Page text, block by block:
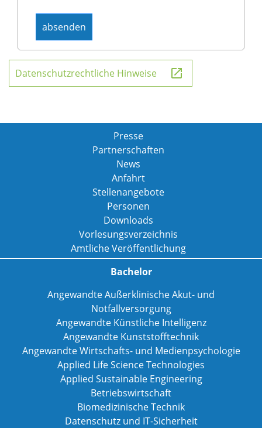
Datenschutzrechtliche Hinweise
Presse
Partnerschaften
News
Anfahrt
Stellenangebote
Personen
Downloads
Vorlesungsverzeichnis
Amtliche Veröffentlichung
Bachelor
Angewandte Außerklinische Akut- und
Notfallversorgung
Angewandte Künstliche Intelligenz
Angewandte Kunststofftechnik
Angewandte Wirtschafts- und Medienpsychologie
Applied Life Science Technologies
Applied Sustainable Engineering
Betriebswirtschaft
Biomedizinische Technik
Datenschutz und IT-Sicherheit